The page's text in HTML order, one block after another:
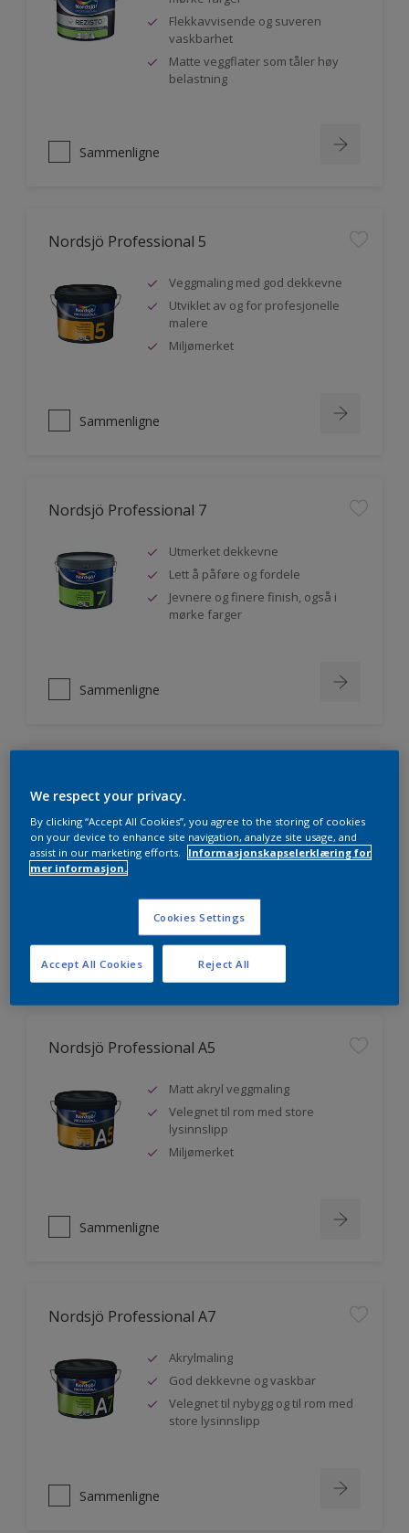
Flekkavvisende og suveren
vaskbarhet
Matte veggflater som tåler høy
belastning
Sammenligne
Nordsjö Professional 5
Veggmaling med god dekkevne
Utviklet av og for profesjonelle
malere
Miljømerket
Sammenligne
Nordsjö Professional 7
Utmerket dekkevne
Lett å påføre og fordele
Jevnere og finere finish, også i
mørke farger
Sammenligne
Veggmaling med god dekkevne
Utviklet av og for profesjonelle
malere
Sammenligne
Nordsjö Professional A5
Matt akryl veggmaling
Velegnet til rom med store
lysinnslipp
Miljømerket
Sammenligne
Nordsjö Professional A7
Akrylmaling
God dekkevne og vaskbar
Velegnet til nybygg og til rom med
store lysinnslipp
Sammenligne
We respect your privacy.
By clicking “Accept All Cookies”, you agree to the storing of cookies
on your device to enhance site navigation, analyze site usage, and
assist in our marketing efforts.
Informasjonskapselerklæring for
mer informasjon.
Cookies Settings
Reject All
Accept All Cookies